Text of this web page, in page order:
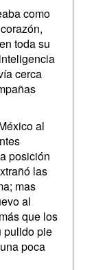
como
toda su
cerca
al
posición
las
mas
al
que los
pulido pie
poca